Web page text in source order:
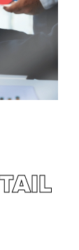
її
з
Крім того,
наочні